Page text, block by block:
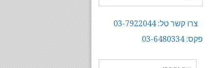
צרו קשר טל: 03-7922044
פקס: 03-6480334